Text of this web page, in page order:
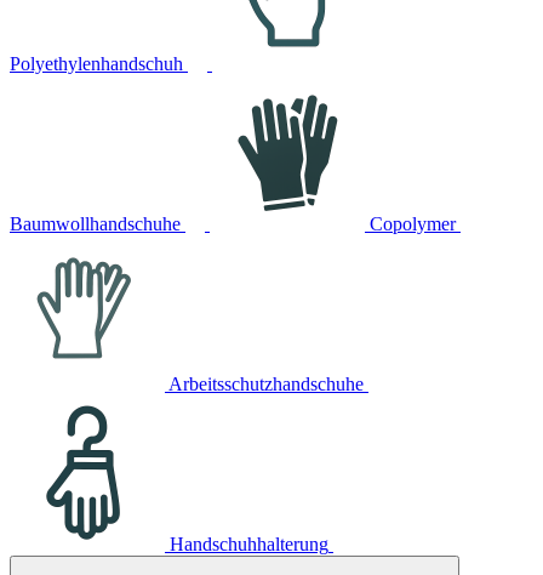
Polyethylenhandschuh
Baumwollhandschuhe Copolymer
Arbeitsschutzhandschuhe
Handschuhhalterung